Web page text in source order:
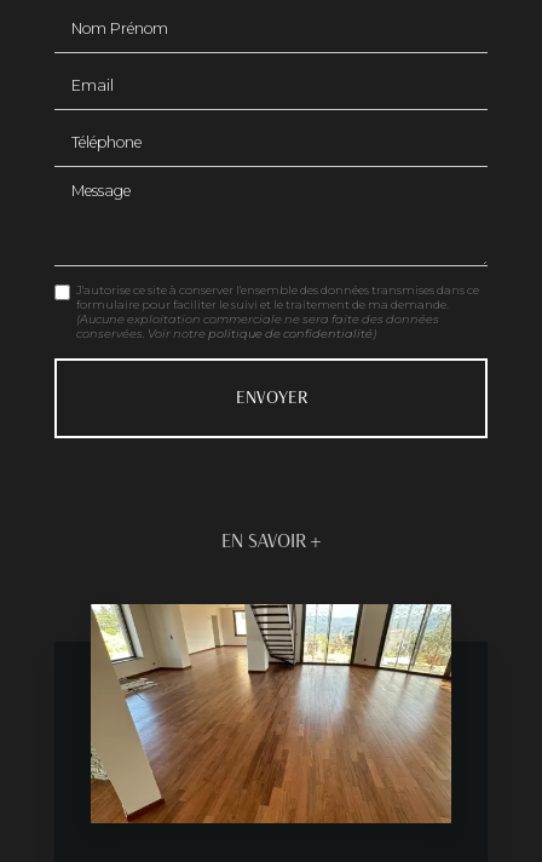
Message
J'autorise ce site à conserver l'ensemble des données transmises dans ce
formulaire pour faciliter le suivi et le traitement de ma demande.
(Aucune exploitation commerciale ne sera faite des données
conservées. Voir notre politique de confidentialité)
EN SAVOIR +